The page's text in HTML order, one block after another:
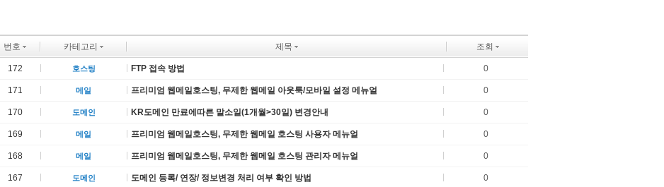
번호 카테고리 제목 조회
172 호스팅 FTP 접속 방법 0
171 메일 프리미엄 웹메일호스팅, 무제한 웹메일 아웃룩/모바일 설정 메뉴얼 0
170 도메인 KR도메인 만료에따른 말소일(1개월>30일) 변경안내 0
169 메일 프리미엄 웹메일호스팅, 무제한 웹메일 호스팅 사용자 메뉴얼 0
168 메일 프리미엄 웹메일호스팅, 무제한 웹메일 호스팅 관리자 메뉴얼 0
167 도메인 도메인 등록/ 연장/ 정보변경 처리 여부 확인 방법 0